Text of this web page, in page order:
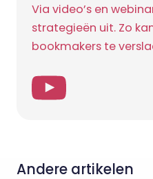
Via video’s en
strategieën uit. Zo
bookmakers te
Andere artikelen